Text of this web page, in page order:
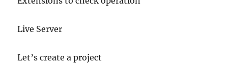
Live Server
Let’s create a project